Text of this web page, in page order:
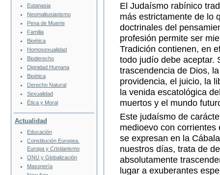
El Judaísmo rabínico
más estrictamente de lo
doctrinales del
profesión permite ser
Tradición contienen, en
todo judío debe aceptar.
trascendencia de Dios,
providencia, el juicio, la
la venida escatológica
muertos y el mundo
Este judaísmo de
medioevo con
se expresan en la
nuestros días, trata de
absolutamente
lugar a exuberantes
Eutanasia
Neomaltusianismo
Pena de Muerte
Familia
Bioética
Homosexualidad
Bioderecho
Dignidad Humana
Bioética
Derecho Natural
Sexualidad
Ética y Moral
Actualidad
Educación
Constitución Europea.
Europa y Cristianismo
ONU y Globalización
Masonería